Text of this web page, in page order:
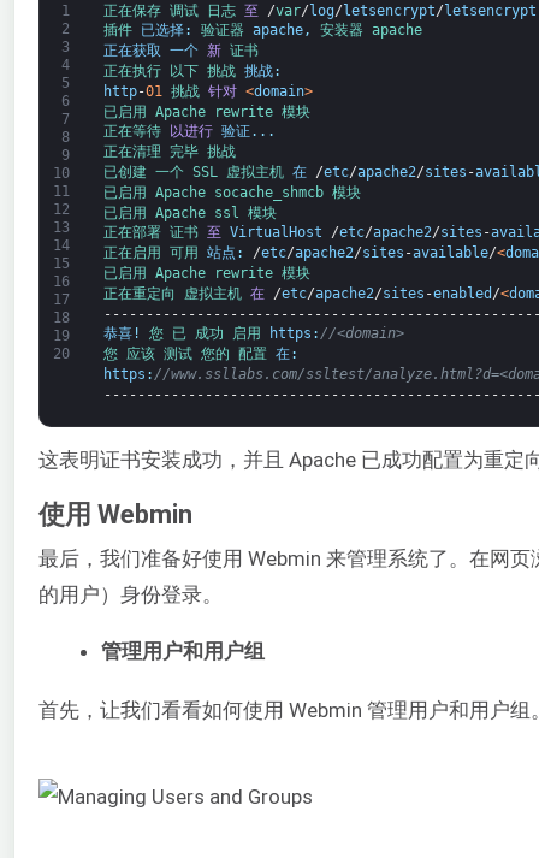
1
2
3
4
5
6
7
8
9
10
11
12
13
14
15
16
17
18
19
20
正在保存 调试 日志 至 /var/log/letsencrypt/letsencrypt
插件 已选择: 验证器 apache, 安装器 apache
正在获取 一个 新 证书
正在执行
以下 挑战 挑战:
http-01 挑战 针对 <domain>
已启用 Apache rewrite 模块
正在等待
以进行 验证. . .
正在清理 完毕 挑战
已创建 一个 SSL 虚拟主机 在 /etc/apache2/sites -
已启用 Apache socache_shmcb 模块
已启用 Apache ssl 模块
正在部署 证书 至 VirtualHost /etc/apache2/sites -
正在启用 可用 站点 : /etc/apache2/sites -available/<
已启用 Apache rewrite 模块
正在重定向
虚拟主机 在 /etc/apache2/sites -enabled /<
恭喜! 您 已 成功 启用 https : //<domain>
您 应该 测试 您的 配置 在:
https : //www.ssllabs.com/ssltest/
这表明证书安装成功，并且 Apache 已成功配置为重定
使用 Webmin
最后，我们准备好使用 Webmin 来管理系统了。在网
的用户）身份登录。
管理用户和用户组
首先，让我们看看如何使用 Webmin 管理用户和用户